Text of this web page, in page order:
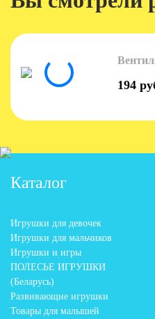
194
Каталог
Игрушки для девочек
Игрушки для мальчиков
Игрушки и игры
ПОЛЕСЬЕ ИГРУШКИ
(Беларусь)
Развивающие игрушки
Товары для малышей